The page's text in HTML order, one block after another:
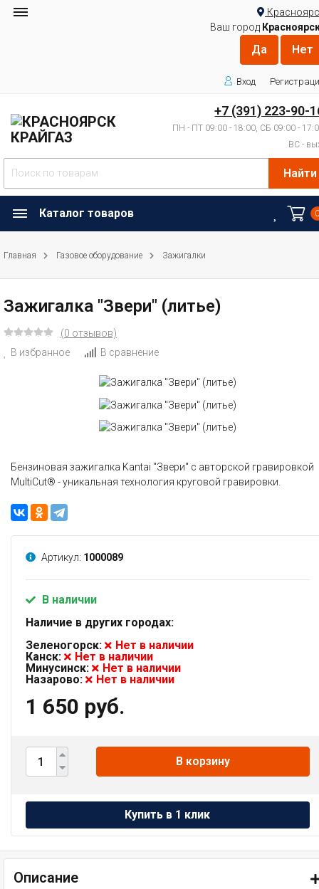
Ваш город
Вход
+7 (391) 223-90-
ПН - ПТ 09:00 - 18:00, СБ 09:00 -
ВС -
Найти
Каталог товаров
Главная Газовое оборудование Зажигалки
Зажигалка "Звери" (литье)
(0 отзывов)
В избранное
В сравнение
Бензиновая зажигалка Kantai "Звери" c авторской гравировкой
MultiCut® - уникальная технология круговой гравировки.
Артикул: 1000089
В наличии
Наличие в других городах:
Зеленогорск:
Нет в наличии
Канск:
Нет в наличии
Минусинск:
Нет в наличии
Назарово:
Нет в наличии
1 650 руб.
В корзину
Описание